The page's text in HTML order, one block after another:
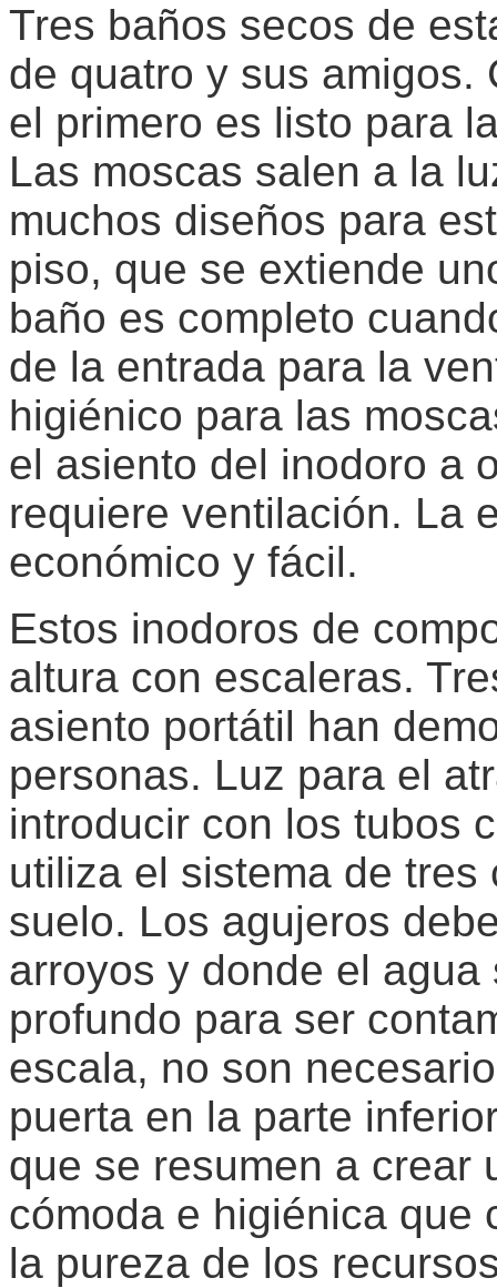
Tres baños secos de
de quatro y sus amigos.
el primero es listo para
Las moscas salen a la
muchos diseños para
piso, que se extiende
baño es completo
de la entrada para la
higiénico para las
el asiento del inodoro a
requiere ventilación. La
económico y fácil.
Estos inodoros de
altura con escaleras.
asiento portátil han
personas. Luz para el
introducir con los tubos
utiliza el sistema de
suelo. Los agujeros
arroyos y donde el
profundo para ser
escala, no son
puerta en la parte
que se resumen a crear
cómoda e higiénica que
la pureza de los